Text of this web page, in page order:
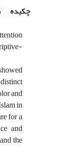
چکیده
and
in
for a
and
the